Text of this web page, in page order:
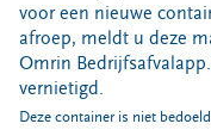
Rolcontainer
Ondergronds
Afzetcontainer
Perscontainer
voor een nieuwe
afroep, meldt u deze
Omrin
vernietigd.
Deze container is niet